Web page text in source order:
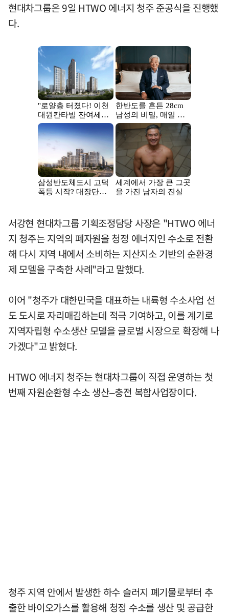
현대차그룹은 9일 HTWO 에너지 청주 준공식을 진행했
다.
서강현 현대차그룹 기획조정담당 사장은 "HTWO 에너
지 청주는 지역의 폐자원을 청정 에너지인 수소로 전환
해 다시 지역 내에서 소비하는 지산지소 기반의 순환경
제 모델을 구축한 사례"라고 말했다.
이어 "청주가 대한민국을 대표하는 내륙형 수소사업 선
도 도시로 자리매김하는데 적극 기여하고, 이를 계기로
지역자립형 수소생산 모델을 글로벌 시장으로 확장해 나
가겠다"고 밝혔다.
HTWO 에너지 청주는 현대차그룹이 직접 운영하는 첫
번째 자원순환형 수소 생산–충전 복합사업장이다.
청주 지역 안에서 발생한 하수 슬러지 폐기물로부터 추
출한 바이오가스를 활용해 청정 수소를 생산 및 공급한